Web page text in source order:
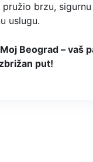
brzu, sigurnu
uslugu.
Beograd – vaš
put!